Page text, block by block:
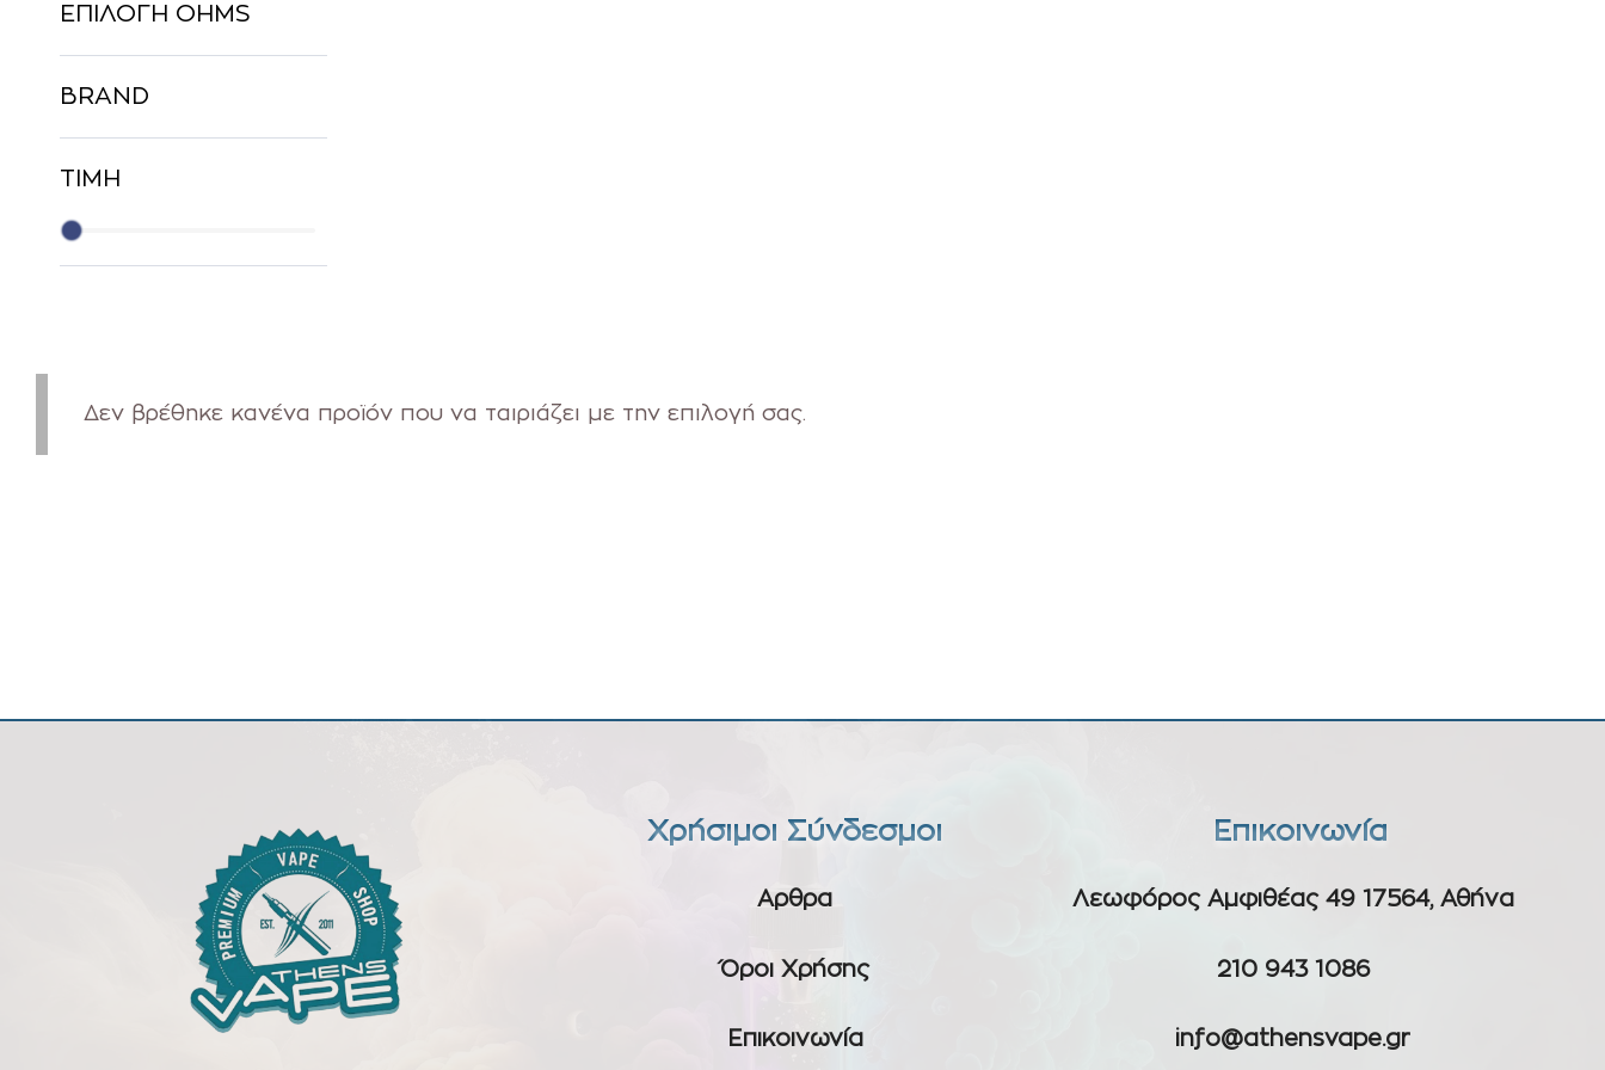
ΕΠΙΛΟΓΗ OHMS
BRAND
ΤΙΜΗ
Δεν βρέθηκε κανένα προϊόν που να ταιριάζει με την επιλογή σας.
Χρήσιμοι Σύνδεσμοι
Αρθρα
Όροι Χρήσης
Επικοινωνία
Επικοινωνία
Λεωφόρος Αμφιθέας 49 17564, Αθήνα
210 943 1086
info@athensvape.gr